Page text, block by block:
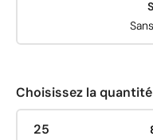
Choisissez la quantité
25